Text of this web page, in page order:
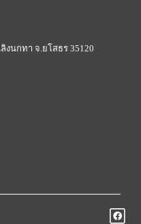
งนกทา จ.ยโสธร 35120